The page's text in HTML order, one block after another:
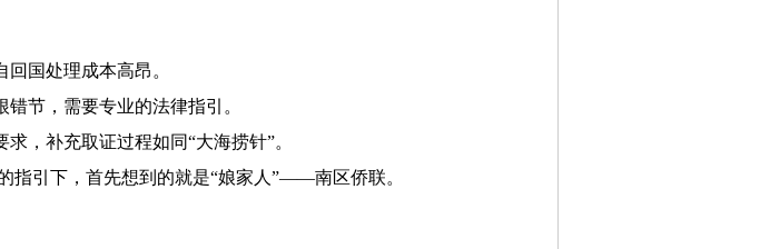
国处理成本高昂。
节，需要专业的法律指引。
，补充取证过程如同“大海捞针”。
指引下，首先想到的就是“娘家人”——南区侨联。